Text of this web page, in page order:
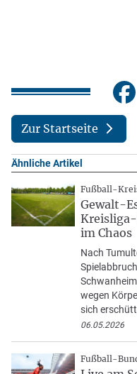
Zur Startseite
Ähnliche Artikel
Fußball-
Gewalt-
im Chaos
Nach
wegen
sich
06.05.2026
Fußball-